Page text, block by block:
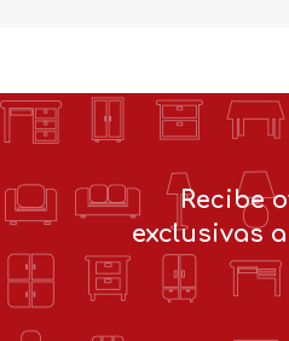
Recibe
exclusivas